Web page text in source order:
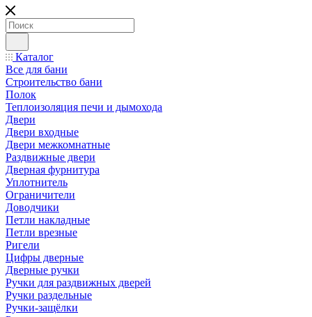
Каталог
Все для бани
Строительство бани
Полок
Теплоизоляция печи и дымохода
Двери
Двери входные
Двери межкомнатные
Раздвижные двери
Дверная фурнитура
Уплотнитель
Ограничители
Доводчики
Петли накладные
Петли врезные
Ригели
Цифры дверные
Дверные ручки
Ручки для раздвижных дверей
Ручки раздельные
Ручки-защёлки